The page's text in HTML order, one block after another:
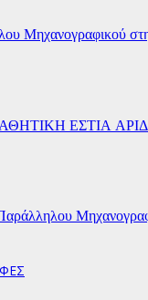
Μηχανογραφικού
ΕΣΤΙΑ